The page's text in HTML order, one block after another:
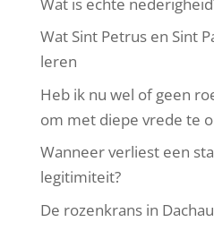
Wat Sint Petrus en Sint
leren
Heb ik nu wel of geen
om met diepe vrede te
Wanneer verliest een
legitimiteit?
De rozenkrans in Dachau